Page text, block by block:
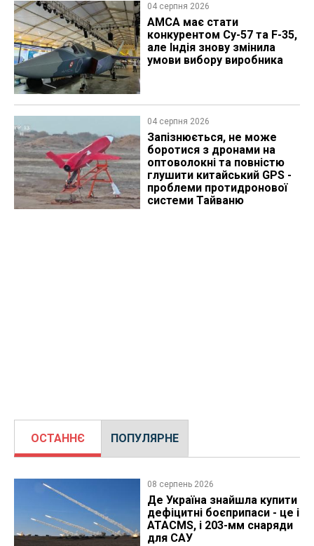
04 серпня 2026
AMCA має стати
конкурентом Су-57 та F-35,
але Індія знову змінила
умови вибору виробника
04 серпня 2026
Запізнюється, не може
боротися з дронами на
оптоволокні та повністю
глушити китайський GPS -
проблеми протидронової
системи Тайваню
ОСТАННЄ ПОПУЛЯРНЕ
08 серпень 2026
Де Україна знайшла купити
дефіцитні боєприпаси - це і
ATACMS, і 203-мм снаряди
для САУ